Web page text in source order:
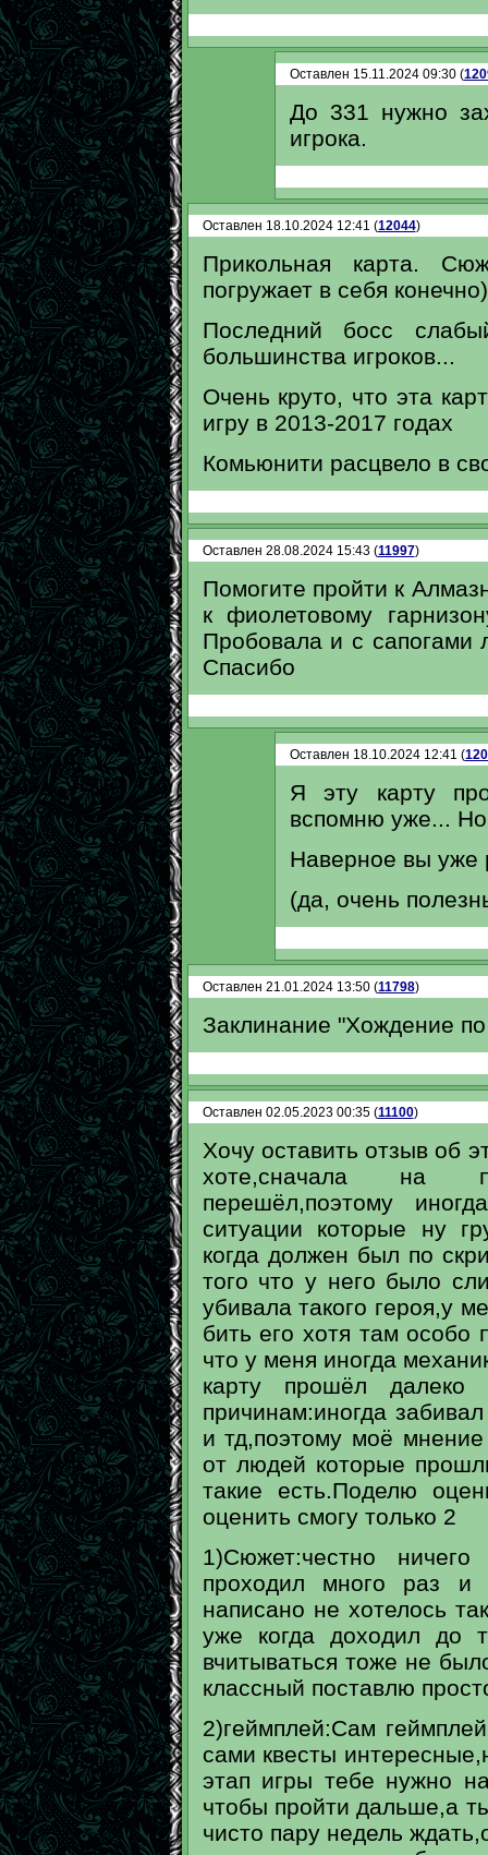
Оставлен 15.11.2024 09:30 (
До 331 нужно
игрока.
Оставлен 18.10.2024 12:41 (12044)
Прикольная карта.
погружает в себя
Последний босс
большинства игроков...
Очень круто, что эта
игру в 2013-2017 годах
Комьюнити расцвело в
Оставлен 28.08.2024 15:43 (11997)
Помогите пройти к
к фиолетовому
Пробовала и с сапогами
Спасибо
Оставлен 18.10.2024 12:41 (
Я эту карту
вспомню уже... Но
Наверное вы уже
(да, очень
Оставлен 21.01.2024 13:50 (11798)
Заклинание "Хождение
Оставлен 02.05.2023 00:35 (11100)
Хочу оставить отзыв об
хоте,сначала на
перешёл,поэтому
ситуации которые ну
когда должен был по
того что у него было
убивала такого героя,у
бить его хотя там
что у меня иногда
карту прошёл
причинам:иногда
и тд,поэтому моё
от людей которые
такие есть.Поделю
оценить смогу только 2
1)Сюжет:честно
проходил много раз
написано не хотелось
уже когда доходил до
вчитываться тоже не
классный поставлю
2)геймплей:Сам
сами квесты
этап игры тебе нужно
чтобы пройти дальше,а
чисто пару недель